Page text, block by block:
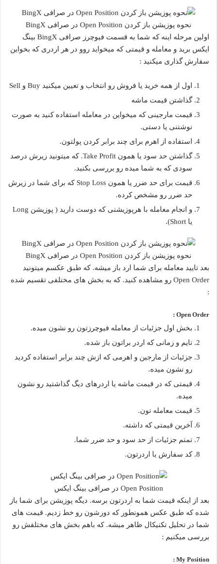
نحوه پوزیشن باز کردن Open Position در صرافی BingX
اولین مرحله اینه که شما به قسمت فیوچرز صرافی BingX بینگ
ایکس برید و معامله و قیمتی که میخواید روو در هر اردری که بخواین
سفارش گذاری میکنید :
اول از همه خرید یا فروش رو انتخاب و تعیین میکنید Buy و Sell
گذاشتن قیمت ماشه
قیمت مارجینی که میخواین در معامله استفاده کنید به صورت
نوشتنی یا دستی.
استفاده از اهرم برای چند برابر کردن پولتون.
گذاشتن حد سود یا همون Take Profit. که میتونید زیرش درصد
سودی که به شما میده رو بررسی بکنید.
قیمت برای حد ضرر یا همون Stop Loss که برای شما در زیرش
حد ضرر رو مشخص کرده.
و انجام معامله با هرپوزیشنی که دوست دارید ( پوزیشن Long
یا Short).
نحوه پوزیشن باز کردن Open Position در صرافی BingX
بعد تایید معامله برای شما ارد باز میشه. که طبق عکسم میتونید
Open Order رو مشاهده کنید. که به بخش های مختلفی تقسیم شده
:
Open Order :
بخش اول جزئیات از معامله فیوچرزتون رو نشون میده.
تایم و زمانی که اردر براتون باز شده.
جزئیات از مارجین و اهرمی که ازش چند برابر استفاده کردید
رو نشون میده.
قیمتی که در قیمت ماشه یا اردرهای دیگ گذاشتید رو نشون
میده.
قیمت معامله تون.
آخرین قیمتی که داشته.
تمتم جزئیات از حد سود و حد ضرر شما.
کد سفارش یا اردرتون.
Open Position در صرافی بینگ ایکس
بعد از اینکه قیمت شما به اردرتون برسه. دیگه پوزیشن برای شما باز
شده که طبق عکس همونطور که دورشون رو خط زدیم. قیمت های
شما در تحلیل تکنیکال ظاهر میشه. که باهم بخش های مختلفش رو
بررسی میکنیم :
My Position :